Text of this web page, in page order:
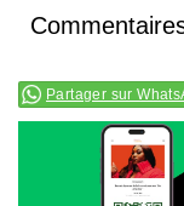
Partager sur